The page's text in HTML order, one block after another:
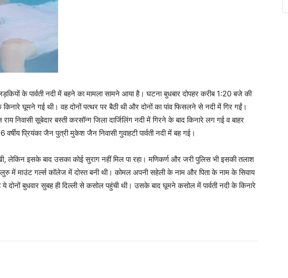
के पार्वती नदी में बहने का मामला सामने आया है। घटना बुधबार दोपहर करीब 1:20 बजे की
किनारे घूमने गई थी। वह दोनों पत्थर पर बैठी थी और दोनों का पांव फिसलने से नदी में गिर गईं।
निवासी सूबेदार बस्ती करसॉन्ग जिला दार्जिलिंग नदी में गिरने के बाद किनारे लग गई व बाहर
प्रियंका जैन पुत्री मुकेश जैन निवासी गुवाहटी पार्वती नदी में बह गई।
लेकिन इसके बाद उसका कोई सुराग नहीं मिल पा रहा। मणिकर्ण और जरी पुलिस भी इसकी तलाश
में माउंट गर्ल्स कॉलेज में दोस्त बनी थी। कोमल अपनी सहेली के नाम और पिता के नाम के सिवाय
दोनों बुधवार सुबह ही दिल्ली से कसोल पहुंची थी। उसके बाद घूमने कसोल में पार्वती नदी के किनारे